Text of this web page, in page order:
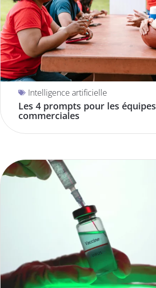
Intelligence artificielle
Les 4 prompts pour les équipes
commerciales